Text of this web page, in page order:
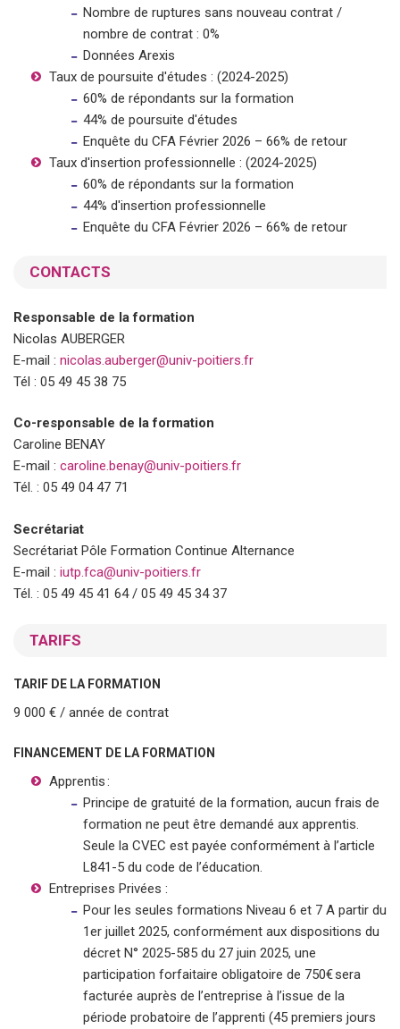
Nombre de ruptures sans nouveau contrat /
nombre de contrat : 0%
Données Arexis
Taux de poursuite d'études : (2024-2025)
60% de répondants sur la formation
44% de poursuite d'études
Enquête du CFA Février 2026 – 66% de retour
Taux d'insertion professionnelle : (2024-2025)
60% de répondants sur la formation
44% d'insertion professionnelle
Enquête du CFA Février 2026 – 66% de retour
CONTACTS
Responsable de la formation
Nicolas AUBERGER
E-mail : nicolas.auberger@univ-poitiers.fr
Tél : 05 49 45 38 75
Co-responsable de la formation
Caroline BENAY
E-mail : caroline.benay@univ-poitiers.fr
Tél. : 05 49 04 47 71
Secrétariat
Secrétariat Pôle Formation Continue Alternance
E-mail : iutp.fca@univ-poitiers.fr
Tél. : 05 49 45 41 64 / 05 49 45 34 37
TARIFS
TARIF DE LA FORMATION
9 000 € / année de contrat
FINANCEMENT DE LA FORMATION
Apprentis :
Principe de gratuité de la formation, aucun frais de
formation ne peut être demandé aux apprentis.
Seule la CVEC est payée conformément à l’article
L841-5 du code de l’éducation.
Entreprises Privées :
Pour les seules formations Niveau 6 et 7 A partir du
1er juillet 2025, conformément aux dispositions du
décret N° 2025-585 du 27 juin 2025, une
participation forfaitaire obligatoire de 750€ sera
facturée auprès de l’entreprise à l’issue de la
période probatoire de l’apprenti (45 premiers jours